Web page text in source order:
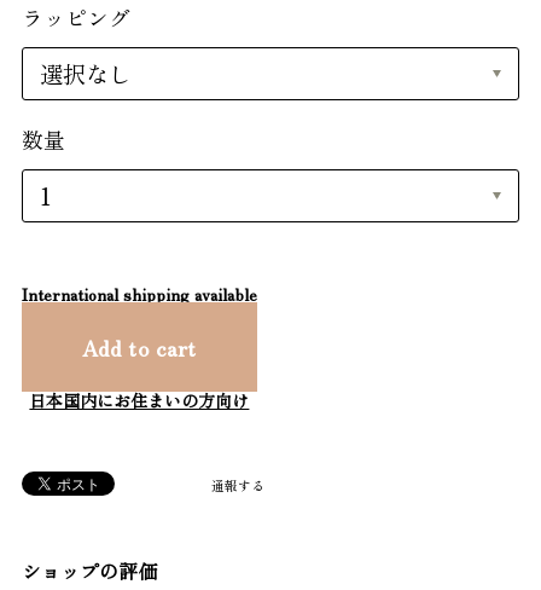
ラッピング
数量
International shipping available
Add to cart
日本国内にお住まいの方向け
通報する
ショップの評価